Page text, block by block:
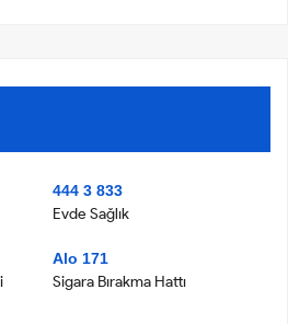
444 3 833
Evde Sağlık
Alo 171
Sigara Bırakma Hattı